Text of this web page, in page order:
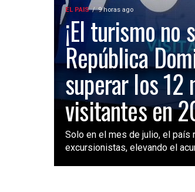
EL PAIS 9 horas ago
¡El turismo no
República
superar los 12
visitantes en
Solo en el mes de julio, el
excursionistas, elevando el